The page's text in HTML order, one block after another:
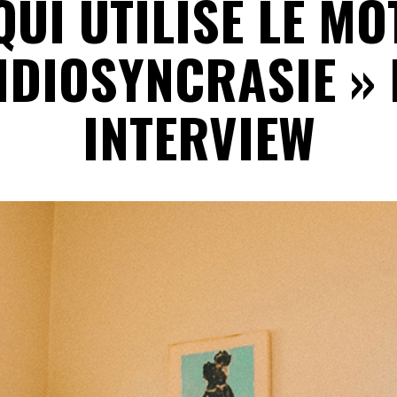
UTILISE LE
»
INTERVIEW